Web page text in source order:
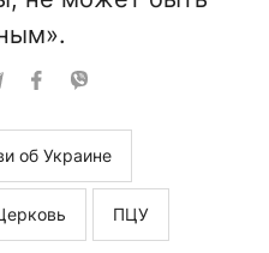
об Украине
ПЦУ